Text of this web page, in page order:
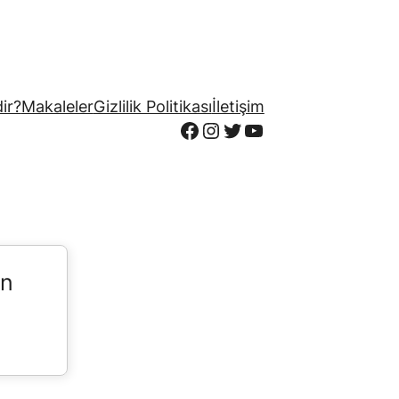
MakalelerGizlilik Politikasıİletişim
Facebook
Instagram
Twitter
YouTube